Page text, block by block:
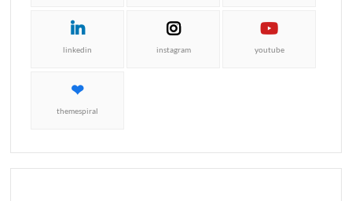
linkedin instagram youtube
themespiral